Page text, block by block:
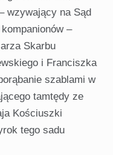
wzywający na Sąd
–
Skarbu
i Franciszka
szablami w
tamtędy ze
Kościuszki
tego sadu